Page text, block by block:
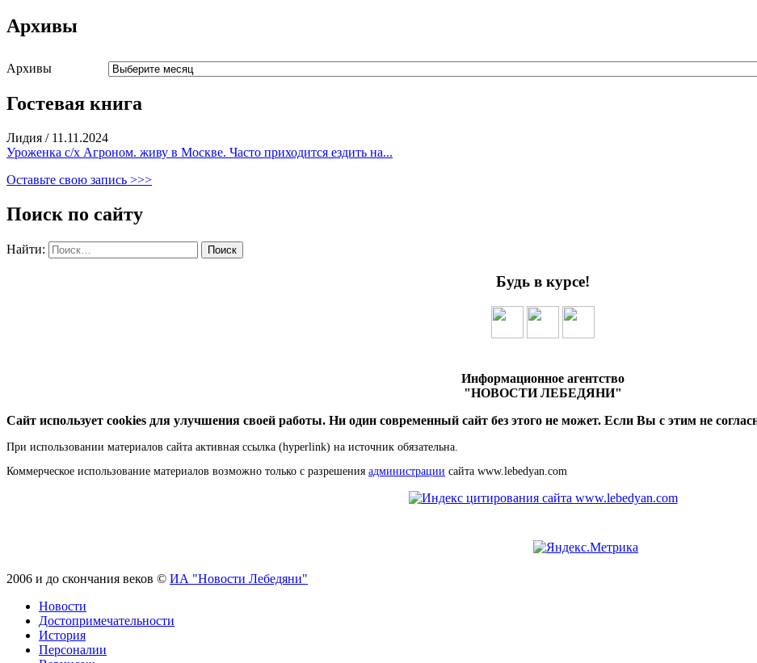
Архивы
Архивы
Гостевая книга
Лидия / 11.11.2024
Уроженка с/х Агроном. живу в Москве. Часто приходится ездить на...
Оставьте свою запись >>>
Поиск по сайту
Найти:
Будь в курсе!
Информационное агентство
"НОВОСТИ ЛЕБЕДЯНИ"
Сайт использует cookies для улучшения своей работы. Ни один современный сайт без этого не может. Если Вы с этим не
При использовании материалов сайта активная ссылка (hyperlink) на источник обязательна.
Коммерческое использование материалов возможно только с разрешения администрации сайта www.lebedyan.com
2006 и до скончания веков © ИА "Новости Лебедяни"
Новости
Достопримечательности
История
Персоналии